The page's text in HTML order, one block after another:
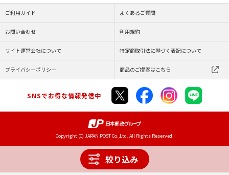
絞り込み
ご利用ガイド よくあるご質問
お問い合わせ 利用規約
サイト運営会社について 特定商取引法に基づく表記について
プライバシーポリシー 商品のご提案はこちら
SNSでお得な情報発信中
Copyright (C) JAPAN POST Co.,Ltd. All Rights Reserved.